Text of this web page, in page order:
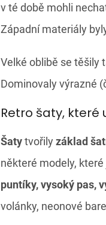
v té době mohli
Západní materiály
Velké oblibě se těšily
Dominovaly výrazné
Retro šaty, které
Šatytvořily základ
některé modely,
puntíky, vysoký pas,
volánky, neonové